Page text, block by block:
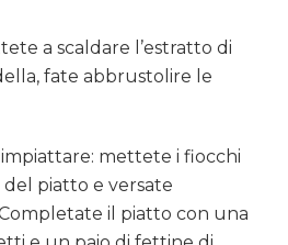
a scaldare l’estratto di
fate abbrustolire le
mettete i fiocchi
piatto e versate
Completate il piatto con una